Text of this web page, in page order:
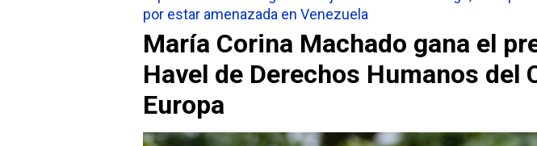
por estar amenazada en Venezuela
María Corina Machado gana el
Havel de Derechos Humanos del
Europa